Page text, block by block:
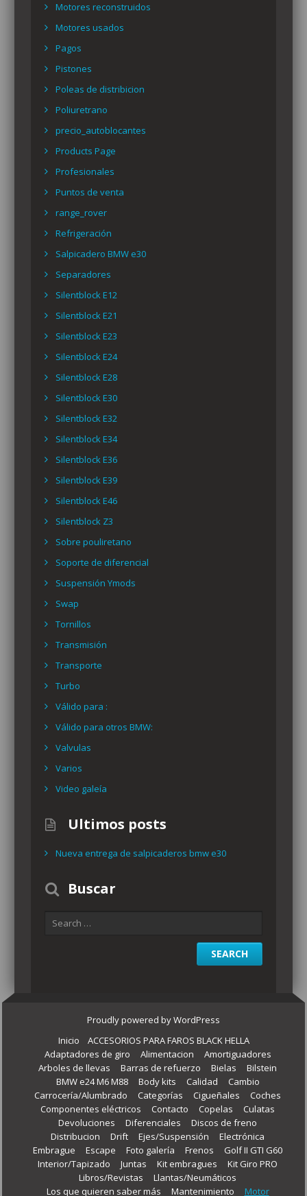
Motores reconstruidos
Motores usados
Pagos
Pistones
Poleas de distribicion
Poliuretrano
precio_autoblocantes
Products Page
Profesionales
Puntos de venta
range_rover
Refrigeración
Salpicadero BMW e30
Separadores
Silentblock E12
Silentblock E21
Silentblock E23
Silentblock E24
Silentblock E28
Silentblock E30
Silentblock E32
Silentblock E34
Silentblock E36
Silentblock E39
Silentblock E46
Silentblock Z3
Sobre pouliretano
Soporte de diferencial
Suspensión Ymods
Swap
Tornillos
Transmisión
Transporte
Turbo
Válido para :
Válido para otros BMW:
Valvulas
Varios
Video galeía
Ultimos posts
Nueva entrega de salpicaderos bmw e30
Buscar
Proudly powered by WordPress
Inicio
ACCESORIOS PARA FAROS BLACK HELLA
Adaptadores de giro
Alimentacion
Amortiguadores
Arboles de llevas
Barras de refuerzo Bielas
Bilstein
BMW e24 M6 M88
Body kits Calidad
Cambio
Carrocería/Alumbrado
Categorías Cigueñales
Coches
Componentes eléctricos
Contacto Copelas
Culatas
Devoluciones
Diferenciales
Discos de freno
Distribucion
Drift Ejes/Suspensión
Electrónica
Embrague
Escape Foto galería Frenos
Golf II GTI G60
Interior/Tapizado
Juntas Kit embragues
Kit Giro PRO
Libros/Revistas
Llantas/Neumáticos
Los que quieren saber más
Mantenimiento Motor